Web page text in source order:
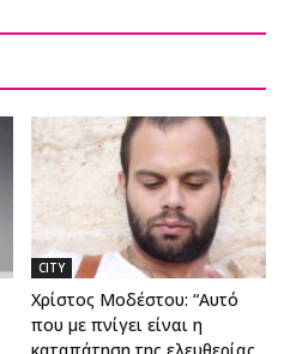
CITY
Χρίστος Μοδέστου: “Αυτό
που με πνίγει είναι η